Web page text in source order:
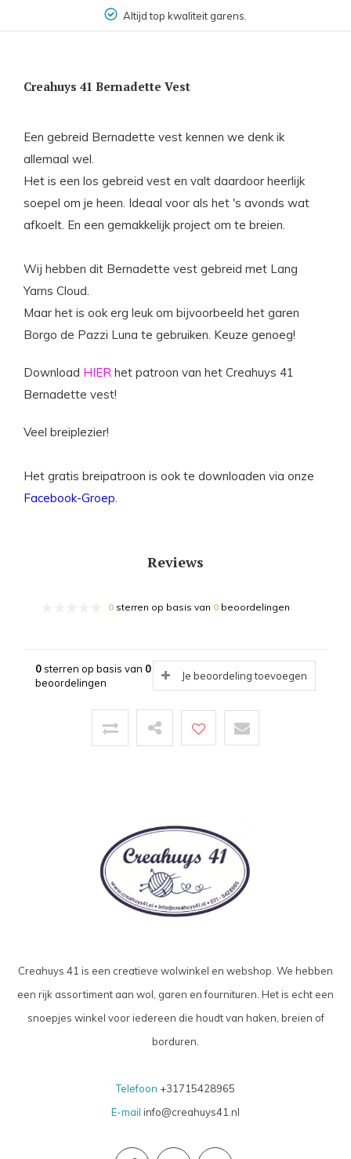
Altijd top kwaliteit garens.
Creahuys 41 Bernadette Vest
Een gebreid Bernadette vest kennen we denk ik
allemaal wel.
Het is een los gebreid vest en valt daardoor heerlijk
soepel om je heen. Ideaal voor als het 's avonds wat
afkoelt. En een gemakkelijk project om te breien.
Wij hebben dit Bernadette vest gebreid met Lang
Yarns Cloud.
Maar het is ook erg leuk om bijvoorbeeld het garen
Borgo de Pazzi Luna te gebruiken. Keuze genoeg!
Download HIER het patroon van het Creahuys 41
Bernadette vest!
Veel breiplezier!
Het gratis breipatroon is ook te downloaden via onze
Facebook-Groep.
Reviews
0 sterren op basis van 0 beoordelingen
0sterren op basis van 0
beoordelingen
Je beoordeling toevoegen
Creahuys 41 is een creatieve wolwinkel en webshop. We hebben
een rijk assortiment aan wol, garen en fournituren. Het is echt een
snoepjes winkel voor iedereen die houdt van haken, breien of
borduren.
Telefoon +31715428965
E-mail info@creahuys41.nl